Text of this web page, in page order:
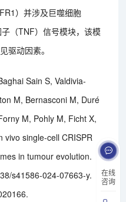
在线
咨询
）并涉及巨噬细胞
（TNF）信号模块，该模
驱动因素。
Sain S, Valdivia-
M, Bernasconi M, Duré
M, Pohly M, Ficht X,
vivo single-cell CRISPR
in tumour evolution.
s41586-024-07663-y.